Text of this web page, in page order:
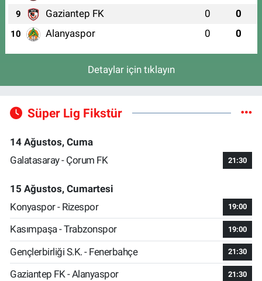
9 Gaziantep FK 0 0
10 Alanyaspor 0 0
Detaylar için tıklayın
Süper Lig Fikstür
14 Ağustos, Cuma
Galatasaray - Çorum FK
21:30
15 Ağustos, Cumartesi
Konyaspor - Rizespor
19:00
Kasımpaşa - Trabzonspor 19:00
Gençlerbirliği S.K. - Fenerbahçe 21:30
Gaziantep FK - Alanyaspor 21:30